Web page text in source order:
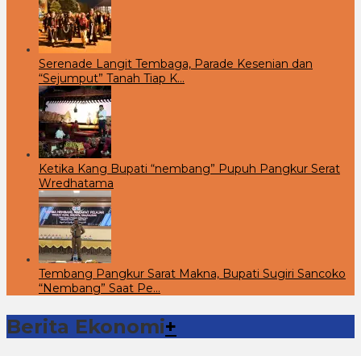
Serenade Langit Tembaga, Parade Kesenian dan
“Sejumput” Tanah Tiap K…
Ketika Kang Bupati “nembang” Pupuh Pangkur Serat
Wredhatama
Tembang Pangkur Sarat Makna, Bupati Sugiri Sancoko
“Nembang” Saat Pe…
Berita Ekonomi+